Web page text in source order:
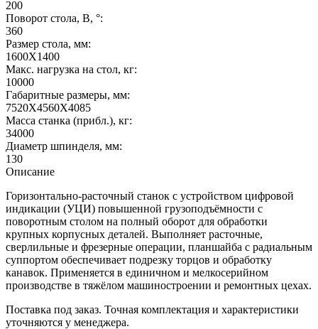
200
Поворот стола, B, °:
360
Размер стола, мм:
1600X1400
Макс. нагрузка на стол, кг:
10000
Габаритные размеры, мм:
7520X4560X4085
Масса станка (прибл.), кг:
34000
Диаметр шпинделя, мм:
130
Описание
Горизонтально-расточный станок с устройством цифровой
индикации (УЦИ) повышенной грузоподъёмности с
поворотным столом на полный оборот для обработки
крупных корпусных деталей. Выполняет расточные,
сверлильные и фрезерные операции, планшайба с радиальным
суппортом обеспечивает подрезку торцов и обработку
канавок. Применяется в единичном и мелкосерийном
производстве в тяжёлом машиностроении и ремонтных цехах.
Поставка под заказ. Точная комплектация и характеристики
уточняются у менеджера.